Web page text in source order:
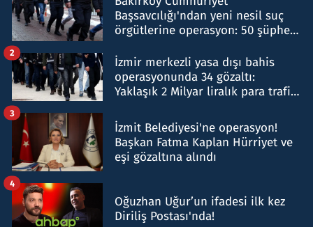
Başsavcılığı'ndan yeni nesil suç
örgütlerine operasyon: 50 şüpheli
İzmir merkezli yasa dışı bahis
operasyonunda 34 gözaltı:
Yaklaşık 2 Milyar liralık para trafiği
2
İzmit Belediyesi'ne operasyon!
Başkan Fatma Kaplan Hürriyet ve
eşi gözaltına alındı
3
Oğuzhan Uğur’un ifadesi ilk kez
Diriliş Postası'nda!
4